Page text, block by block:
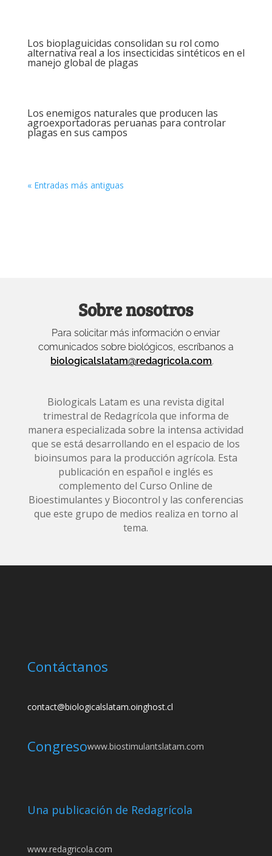
Los bioplaguicidas consolidan su rol como
alternativa real a los insecticidas sintéticos en el
manejo global de plagas
Los enemigos naturales que producen las
agroexportadoras peruanas para controlar
plagas en sus campos
« Entradas más antiguas
Sobre nosotros
Para solicitar más información o enviar
comunicados sobre biológicos, escríbanos a
biologicalslatam@redagricola.com.
Biologicals Latam es una revista digital
trimestral de Redagrícola que informa de
manera especializada sobre la intensa actividad
que se está desarrollando en el espacio de los
bioinsumos para la producción agrícola. Esta
publicación en español e inglés es
complemento del Curso Online de
Bioestimulantes y Biocontrol y las conferencias
que este grupo de medios realiza en torno al
tema.
Contáctanos
contact@biologicalslatam.oinghost.cl
Congresowww.biostimulantslatam.com
Una publicación de Redagrícola
www.redagricola.com